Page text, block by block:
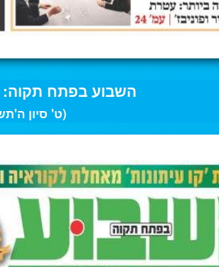
השבוע בפתח תקוה: 25 למאי
(ט' סיון